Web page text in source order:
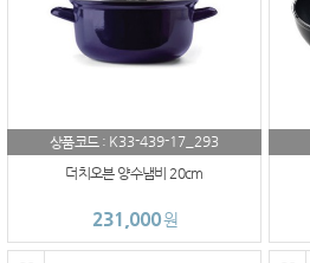
상품코드 : K33-439-17_293
더치오븐 양수냄비 20cm
231,000원